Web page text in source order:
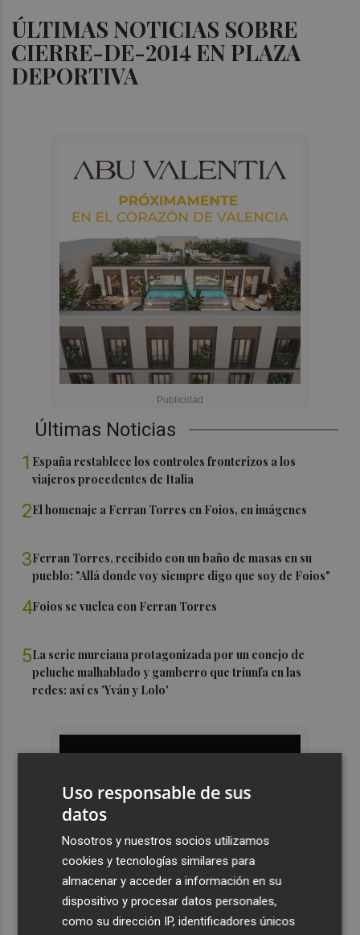
ÚLTIMAS NOTICIAS SOBRE
CIERRE-DE-2014 EN PLAZA
DEPORTIVA
Últimas Noticias
1 España restablece los controles fronterizos a los
viajeros procedentes de Italia
2El homenaje a Ferran Torres en Foios, en imágenes
3Ferran Torres, recibido con un baño de masas en su
pueblo: "Allá donde voy siempre digo que soy de Foios"
4Foios se vuelca con Ferran Torres
5La serie murciana protagonizada por un conejo de
peluche malhablado y gamberro que triunfa en las
redes: así es 'Yván y Lolo'
Uso responsable de sus
datos
Nosotros y nuestros socios utilizamos
cookies y tecnologías similares para
almacenar y acceder a información en su
dispositivo y procesar datos personales,
como su dirección IP, identificadores únicos